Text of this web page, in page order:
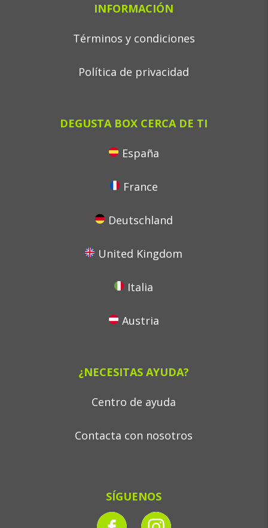
INFORMACIÓN
Términos y condiciones
Política de privacidad
DEGUSTA BOX CERCA DE TI
España
France
Deutschland
United Kingdom
Italia
Austria
¿NECESITAS AYUDA?
Centro de ayuda
Contacta con nosotros
SÍGUENOS